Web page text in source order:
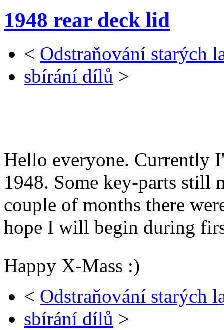
1948 rear deck lid
< Odstraňování starých
sbírání dílů >
Hello everyone. Currently
1948. Some key-parts still
couple of months there
hope I will begin during
Happy X-Mass :)
< Odstraňování starých
sbírání dílů >